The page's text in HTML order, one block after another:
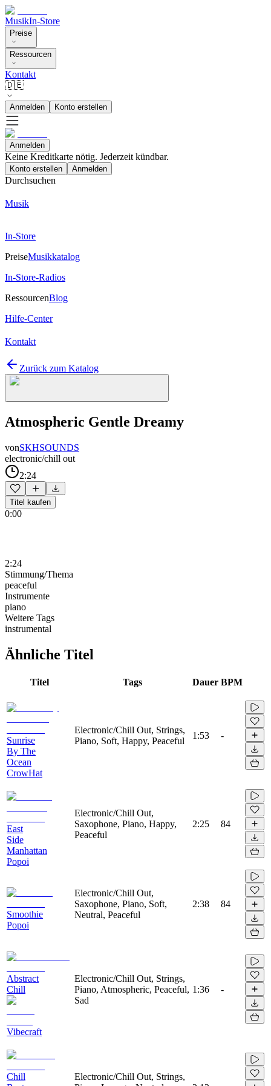
MusikIn-Store
Preise
Ressourcen
Kontakt
🇩🇪
Anmelden Konto erstellen
Anmelden
Keine Kreditkarte nötig. Jederzeit kündbar.
Konto erstellen Anmelden
Durchsuchen
Musik
In-Store
PreiseMusikkatalog
In-Store-Radios
RessourcenBlog
Hilfe-Center
Kontakt
Zurück zum Katalog
Atmospheric Gentle Dreamy
vonSKHSOUNDS
electronic/chill out
2:24
Titel kaufen
0:00
2:24
Stimmung/Thema
peaceful
Instrumente
piano
Weitere Tags
instrumental
Ähnliche Titel
Titel Tags Dauer BPM
Sunrise
By The
Ocean
CrowHat
Electronic/Chill Out, Strings,
Piano, Soft, Happy, Peaceful
1:53 -
East
Side
Manhattan
Popoi
Electronic/Chill Out,
Saxophone, Piano, Happy,
Peaceful
2:25 84
Smoothie
Popoi
Electronic/Chill Out,
Saxophone, Piano, Soft,
Neutral, Peaceful
2:38 84
Abstract
Chill
Vibecraft
Electronic/Chill Out, Strings,
Piano, Atmospheric, Peaceful,
Sad
1:36 -
Chill
Electronic/Chill Out, Strings,